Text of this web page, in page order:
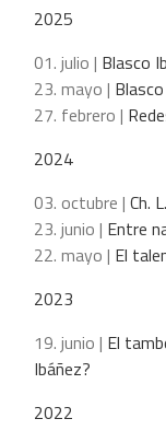
2025
01. julio | Blasco
23. mayo |
27. febrero |
2024
03. octubre | Ch.
23. junio | Entre
22. mayo | El
2023
19. junio | El
Ibáñez?
2022